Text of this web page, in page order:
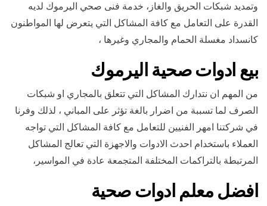
وتمديد شبكات الحريق والغاز، خدمة فنى صحي اليرموك لديه
القدرة على التعامل مع كافة المشاكل التي يتعرض لها المواطنون
كانسداد مغسلة الحمام والمجاري وغيرها ،
بيع ادوات صحية اليرموك
من المهم ان نتدارك المشاكل التي تتعلق بالمجاري او شبكات
الصرف لما تسببة من اضرار بالغة تؤثر على المباني ، لذلك وفرنا
في شركتنا امهر الفنيين للتعامل مع كافة المشاكل التي تواجه
العملاء باستخدام احدث الادوات والاجهزة التي تعالج المشاكل
المرتبطة بالتراكمات المختلفة المتجمعة عادة في المواسير،
افضل معلم ادوات صحية